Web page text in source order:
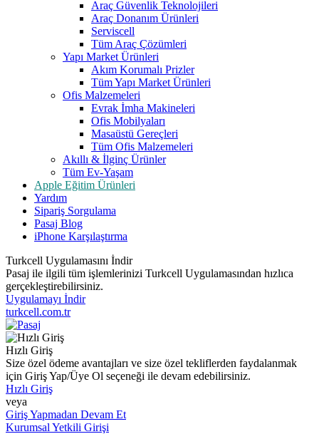
Araç Güvenlik Teknolojileri
Araç Donanım Ürünleri
Serviscell
Tüm Araç Çözümleri
Yapı Market Ürünleri
Akım Korumalı Prizler
Tüm Yapı Market Ürünleri
Ofis Malzemeleri
Evrak İmha Makineleri
Ofis Mobilyaları
Masaüstü Gereçleri
Tüm Ofis Malzemeleri
Akıllı & İlginç Ürünler
Tüm Ev-Yaşam
Apple Eğitim Ürünleri
Yardım
Sipariş Sorgulama
Pasaj Blog
iPhone Karşılaştırma
Turkcell Uygulamasını İndir
Pasaj ile ilgili tüm işlemlerinizi Turkcell Uygulamasından hızlıca
gerçekleştirebilirsiniz.
Uygulamayı İndir
turkcell.com.tr
Hızlı Giriş
Size özel ödeme avantajları ve size özel tekliflerden faydalanmak
için Giriş Yap/Üye Ol seçeneği ile devam edebilirsiniz.
Hızlı Giriş
veya
Giriş Yapmadan Devam Et
Kurumsal Yetkili Girişi